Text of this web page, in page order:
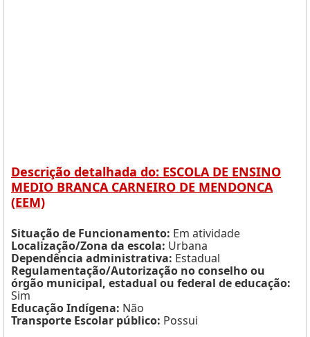
Descrição detalhada do: ESCOLA DE ENSINO
MEDIO BRANCA CARNEIRO DE MENDONCA
(EEM)
Situação de Funcionamento: Em atividade
Localização/Zona da escola: Urbana
Dependência administrativa: Estadual
Regulamentação/Autorização no conselho ou
órgão municipal, estadual ou federal de educação:
Sim
Educação Indígena: Não
Transporte Escolar público: Possui